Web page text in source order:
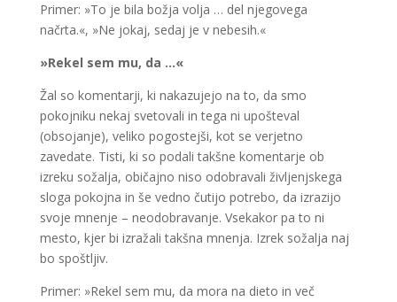
Primer: »To je bila božja volja … del njegovega
načrta.«, »Ne jokaj, sedaj je v nebesih.«
»Rekel sem mu, da …«
Žal so komentarji, ki nakazujejo na to, da smo
pokojniku nekaj svetovali in tega ni upošteval
(obsojanje), veliko pogostejši, kot se verjetno
zavedate. Tisti, ki so podali takšne komentarje ob
izreku sožalja, običajno niso odobravali življenjskega
sloga pokojna in še vedno čutijo potrebo, da izrazijo
svoje mnenje – neodobravanje. Vsekakor pa to ni
mesto, kjer bi izražali takšna mnenja. Izrek sožalja naj
bo spoštljiv.
Primer: »Rekel sem mu, da mora na dieto in več